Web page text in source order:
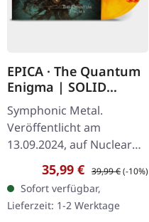
EPICA · The Quantum
Enigma | SOLID
YELLOW/RED
MARBLED 2LP
Symphonic Metal.
Veröffentlicht am
13.09.2024, auf Nuclear
Blast Records. Gelb-rot
marmoriertes Doppel-
Vinyl im Gatefold-Cover.
Die niederländischen…
Verkaufspreis:
35,99 € Regulärer Preis:
39,99 €(-10%)
Sofort verfügbar,
Lieferzeit: 1-2 Werktage